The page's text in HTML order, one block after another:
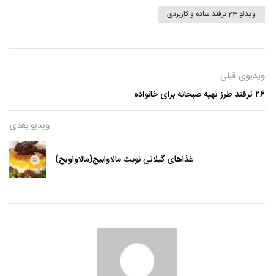
ویدئو 23 ترفند ساده و کاربردی
ویدیوی قبلی
26 ترفند طرز تهیه صبحانه برای خانواده
ویدیو بعدی
غذاهای گیلانی نوبت مالاوابیج(مالاواویج)